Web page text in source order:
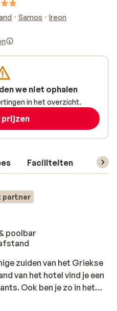
Samos
Ireon
Faciliteiten
partner
poolbar
zuiden van het Griekse
van het hotel vind je een
Ook ben je zo in het
Het hotel beschikt over
we niet ophalen
in het overzicht.
prijzen